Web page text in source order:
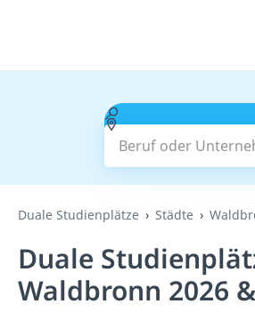
Beruf oder
Duale Studienplätze Städte
Duale
Waldbronn 2026